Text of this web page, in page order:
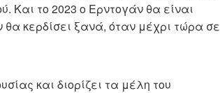
Και το 2023 ο Ερντογάν θα είναι
κερδίσει ξανά, όταν μέχρι τώρα σε
και διορίζει τα μέλη του